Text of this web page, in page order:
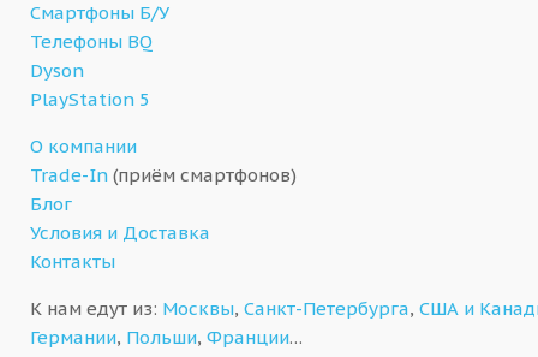
Смартфоны Б/У
Телефоны BQ
Dyson
PlayStation 5
О компании
Trade-In (приём смартфонов)
Блог
Условия и Доставка
Контакты
К нам едут из: Москвы, Санкт-Петербурга, США и
Германии, Польши, Франции…